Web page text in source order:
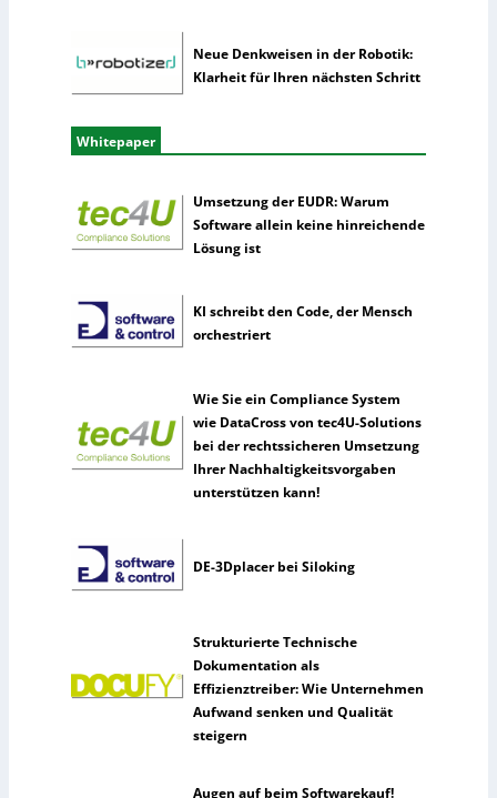
Neue Denkweisen in der Robotik:
Klarheit für Ihren nächsten Schritt
Whitepaper
Umsetzung der EUDR: Warum
Software allein keine hinreichende
Lösung ist
KI schreibt den Code, der Mensch
orchestriert
Wie Sie ein Compliance System
wie DataCross von tec4U-Solutions
bei der rechtssicheren Umsetzung
Ihrer Nachhaltigkeitsvorgaben
unterstützen kann!
DE-3Dplacer bei Siloking
Strukturierte Technische
Dokumentation als
Effizienztreiber: Wie Unternehmen
Aufwand senken und Qualität
steigern
Augen auf beim Softwarekauf!